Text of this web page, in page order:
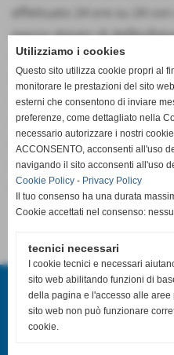
effettuato 24 ore su 24
mezzo dotato di
migliorando altri servizi
Ringraziamo quindi chi ha
suo 5 x 1000 scrivendo
codice fiscale
vorranno fare in futuro..
niente , per la Misericordia
molto . Grazie e che Dio ve
Misericordia San
Piazza V: Cuoco -
P.I.
Utilizziamo i cookies
Questo sito utilizza cookie propri al
monitorare le prestazioni del sito
esterni che consentono di inviare
preferenze, come dettagliato nella
necessario autorizzare i nostri
ACCONSENTO, acconsenti all'uso
navigando il sito acconsenti all'uso
Cookie Policy - Privacy Policy
Il tuo consenso ha una durata
Cookie accettati nel consenso:
tecnici necessari
I cookie tecnici e necessari
sito web abilitando funzioni di
della pagina e l'accesso alle aree
sito web non può funzionare
cookie.